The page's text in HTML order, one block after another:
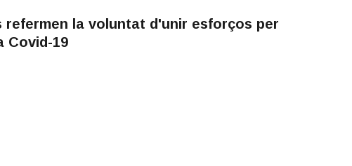
refermen la voluntat d'unir esforços per
Covid-19